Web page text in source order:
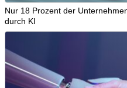
Nur 18 Prozent der
durch KI